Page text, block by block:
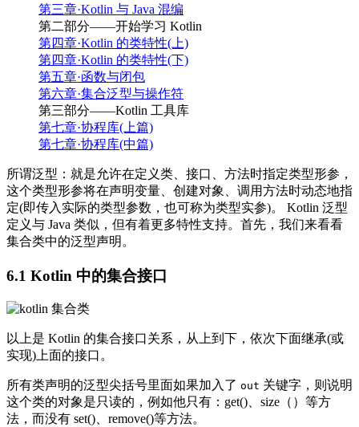
第三章·Kotlin 与 Java 混编
第二部分——开始学习 Kotlin
第四章·Kotlin 的类特性(上)
第四章·Kotlin 的类特性(下)
第五章·函数与闭包
第六章·集合泛型与操作符
第三部分——Kotlin 工具库
第七章·协程库(上篇)
第七章·协程库(中篇)
所谓泛型：就是允许在定义类、接口、方法时指定类型形参，
这个类型形参将在声明变量、创建对象、调用方法时动态地指
定(即传入实际的类型参数，也可称为类型实参)。 Kotlin 泛型
定义与 Java 类似，但有着更多特性支持。首先，我们来看看
集合类中的泛型声明。
6.1 Kotlin 中的集合接口
以上是 Kotlin 的集合接口关系，从上到下，依次下面继承(或
实现)上面的接口。
所有类声明的泛型尖括号里面如果加入了 out 关键字，则说明
这个类的对象是只读的，例如他只有：get()、size（）等方
法，而没有 set()、remove()等方法。